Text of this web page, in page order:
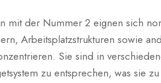
mit der Nummer 2 eignen sich
Arbeitsplatzstrukturen sowie
Sie sind in
zu entsprechen, was sie